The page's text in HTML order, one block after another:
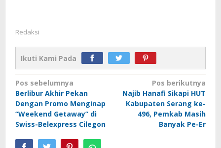
Redaksi
Ikuti Kami Pada
Navigasi
pos
Pos sebelumnya
Berlibur Akhir Pekan
Dengan Promo Menginap
“Weekend Getaway” di
Swiss-Belexpress Cilegon
Pos berikutnya
Najib Hanafi Sikapi HUT
Kabupaten Serang ke-
496, Pemkab Masih
Banyak Pe-Er